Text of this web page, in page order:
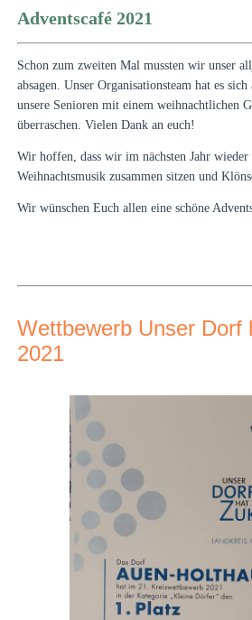
Adventscafé 2021
Schon zum zweiten Mal mussten wir unser
absagen. Unser Organisationsteam hat es sich
unsere Senioren mit einem weihnachtlichen
überraschen.Vielen Dank an euch!
Wir hoffen, dass wir im nächsten Jahr
Weihnachtsmusik zusammen sitzen und
Wir wünschen Euch allen eine schöne
Wettbewerb Unser Dorf
2021